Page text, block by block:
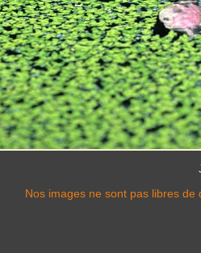
Nos images ne sont pas libres